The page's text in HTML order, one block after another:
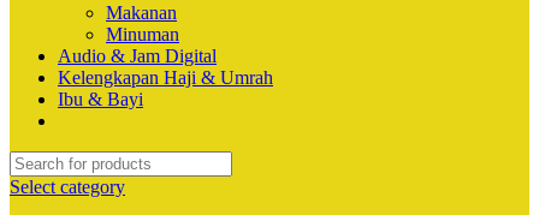
Makanan
Minuman
Audio & Jam Digital
Kelengkapan Haji & Umrah
Ibu & Bayi
Select category